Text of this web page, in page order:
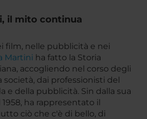
il mito continua
film, nelle pubblicità e nei
Martini ha fatto la Storia
accogliendo nel corso degli
società, dai professionisti del
e della pubblicità. Sin dalla sua
ha rappresentato il
ciò che c'è di bello, di